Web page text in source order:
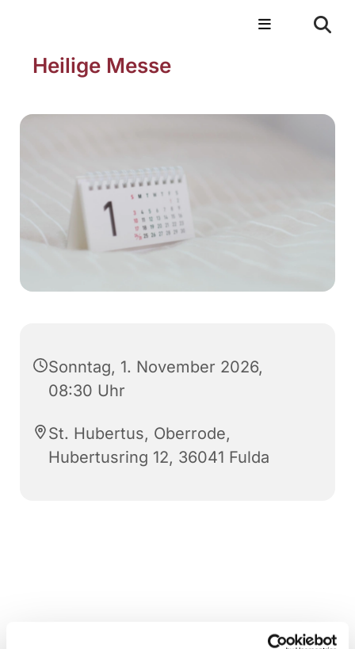
Heilige Messe
Sonntag, 1. November 2026,
08:30 Uhr
St. Hubertus, Oberrode,
Hubertusring 12, 36041 Fulda